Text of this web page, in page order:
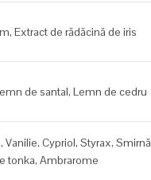
lei.
Extract de rădăcină de iris
de santal, Lemn de cedru
Vanilie, Cypriol, Styrax,
tonka, Ambrarome